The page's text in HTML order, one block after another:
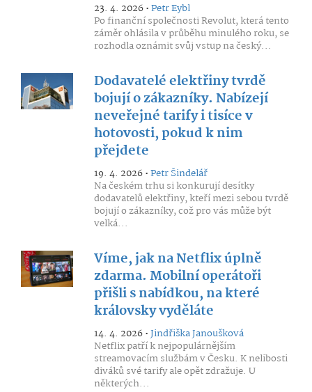
23. 4. 2026 •Petr Eybl
Po finanční společnosti Revolut, která tento
záměr ohlásila v průběhu minulého roku, se
rozhodla oznámit svůj vstup na český...
Dodavatelé elektřiny tvrdě
bojují o zákazníky. Nabízejí
neveřejné tarify i tisíce v
hotovosti, pokud k nim
přejdete
19. 4. 2026 •Petr Šindelář
Na českém trhu si konkurují desítky
dodavatelů elektřiny, kteří mezi sebou tvrdě
bojují o zákazníky, což pro vás může být
velká...
Víme, jak na Netflix úplně
zdarma. Mobilní operátoři
přišli s nabídkou, na které
královsky vyděláte
14. 4. 2026 •Jindřiška Janoušková
Netflix patří k nejpopulárnějším
streamovacím službám v Česku. K nelibosti
diváků své tarify ale opět zdražuje. U
některých...